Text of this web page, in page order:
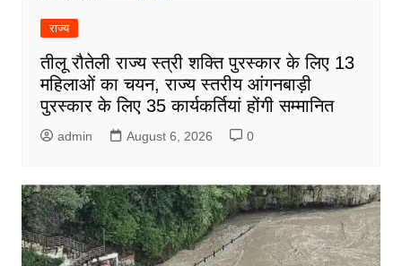
राज्य
तीलू रौतेली राज्य स्त्री शक्ति पुरस्कार के लिए 13
महिलाओं का चयन, राज्य स्तरीय आंगनबाड़ी
पुरस्कार के लिए 35 कार्यकर्तियां होंगी सम्मानित
admin August 6, 2026 0